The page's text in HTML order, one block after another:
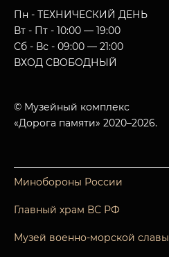
Пн - ТЕХНИЧЕСКИЙ ДЕНЬ
Вт - Пт - 10:00 — 19:00
Сб - Вс - 09:00 — 21:00
ВХОД СВОБОДНЫЙ
© Музейный комплекс
«Дорога памяти» 2020–2026.
Минобороны России
Главный храм ВС РФ
Музей военно-морской славы